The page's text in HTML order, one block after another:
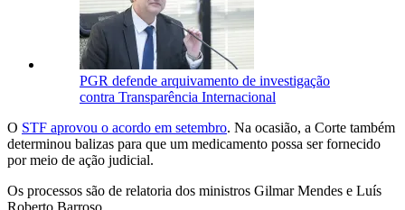
PGR defende arquivamento de investigação
contra Transparência Internacional
O STF aprovou o acordo em setembro. Na ocasião, a Corte também
determinou balizas para que um medicamento possa ser fornecido
por meio de ação judicial.
Os processos são de relatoria dos ministros Gilmar Mendes e Luís
Roberto Barroso.